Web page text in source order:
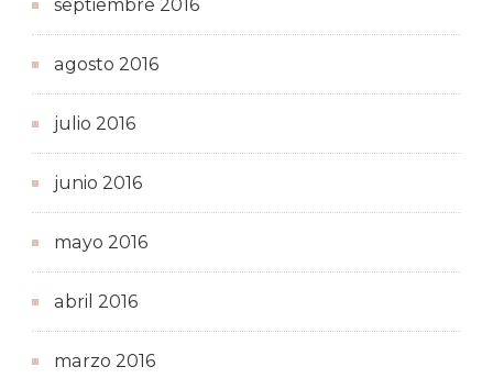
septiembre 2016
agosto 2016
julio 2016
junio 2016
mayo 2016
abril 2016
marzo 2016